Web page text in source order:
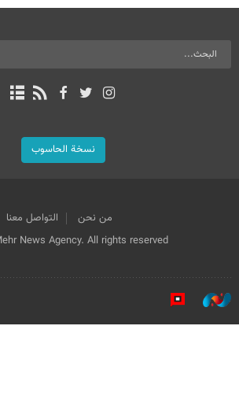
نسخة الحاسوب
من نحن
التواصل معنا
News Agency. All rights reserved